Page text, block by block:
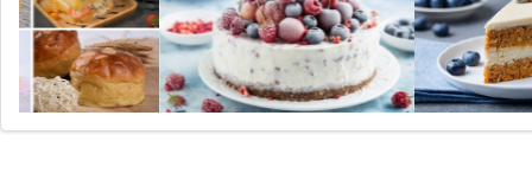
安徽合肥李先生（137****3868）
留言 获取技术课程学习资料一份 限量版
江苏南京顾先生（139****3192）
留言 获取技术课程学习资料一份 限量版